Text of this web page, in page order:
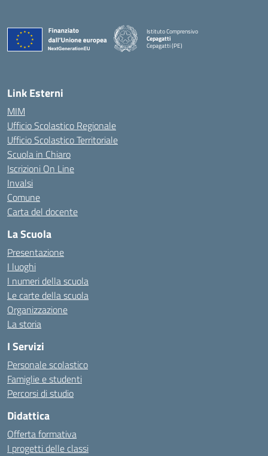
Istituto Comprensivo
Cepagatti
Cepagatti (PE)
— Visita la pagina iniziale della scuola
Link Esterni
MIM
Ufficio Scolastico Regionale
Ufficio Scolastico Territoriale
Scuola in Chiaro
Iscrizioni On Line
Invalsi
Comune
Carta del docente
La Scuola
Presentazione
I luoghi
I numeri della scuola
Le carte della scuola
Organizzazione
La storia
I Servizi
Personale scolastico
Famiglie e studenti
Percorsi di studio
Didattica
Offerta formativa
I progetti delle classi